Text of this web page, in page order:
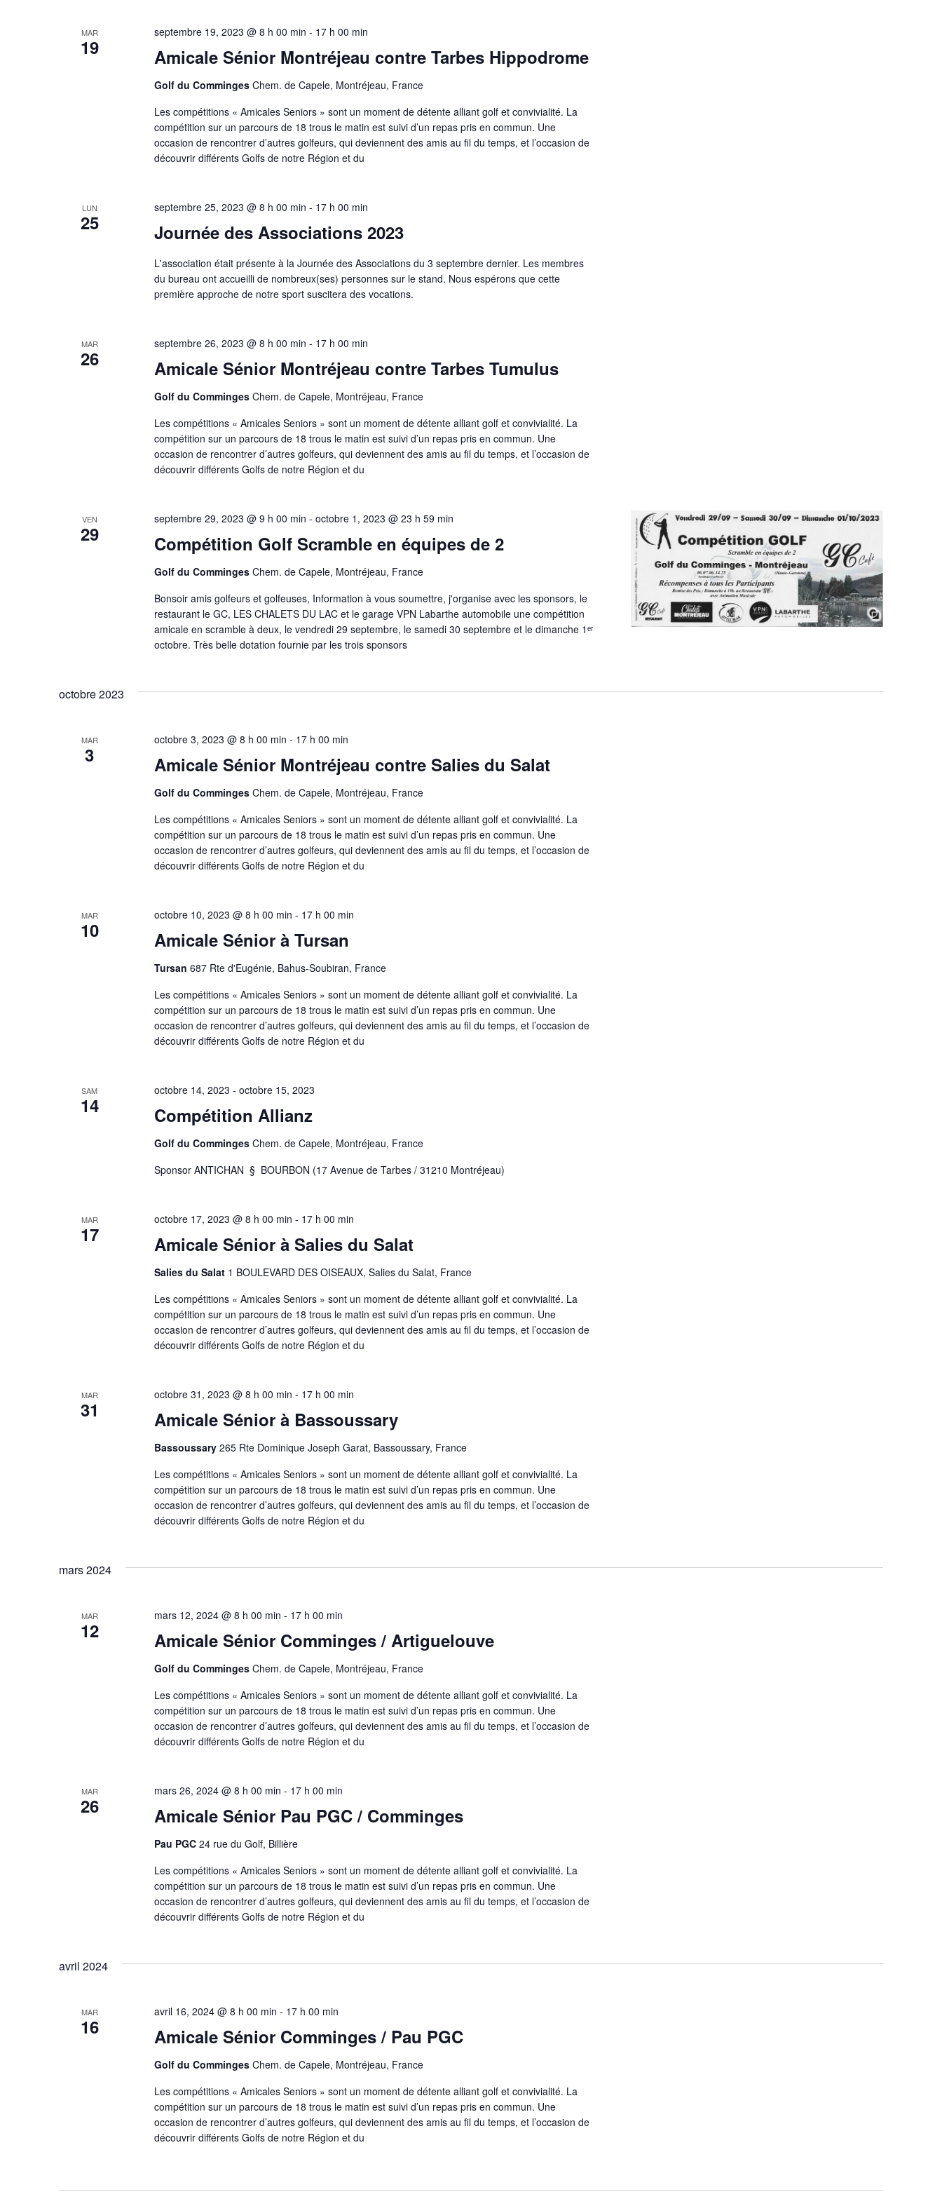
MAR
19 Amicale Sénior Montréjeau contre Tarbes Hippodrome
septembre 19, 2023 @ 8 h 00 min - 17 h 00 min
Golf du Comminges Chem. de Capele, Montréjeau, France
Les compétitions « Amicales Seniors » sont un moment de détente alliant golf et convivialité. La
compétition sur un parcours de 18 trous le matin est suivi d’un repas pris en commun. Une
occasion de rencontrer d’autres golfeurs, qui deviennent des amis au fil du temps, et l’occasion de
découvrir différents Golfs de notre Région et du
LUN
25 Journée des Associations 2023
septembre 25, 2023 @ 8 h 00 min - 17 h 00 min
L'association était présente à la Journée des Associations du 3 septembre dernier. Les membres
du bureau ont accueilli de nombreux(ses) personnes sur le stand. Nous espérons que cette
première approche de notre sport suscitera des vocations.
MAR
26 Amicale Sénior Montréjeau contre Tarbes Tumulus
septembre 26, 2023 @ 8 h 00 min - 17 h 00 min
Golf du Comminges Chem. de Capele, Montréjeau, France
Les compétitions « Amicales Seniors » sont un moment de détente alliant golf et convivialité. La
compétition sur un parcours de 18 trous le matin est suivi d’un repas pris en commun. Une
occasion de rencontrer d’autres golfeurs, qui deviennent des amis au fil du temps, et l’occasion de
découvrir différents Golfs de notre Région et du
VEN
29 Compétition Golf Scramble en équipes de 2
septembre 29, 2023 @ 9 h 00 min - octobre 1, 2023 @ 23 h 59 min
Golf du Comminges Chem. de Capele, Montréjeau, France
Bonsoir amis golfeurs et golfeuses, Information à vous soumettre, j'organise avec les sponsors, le
restaurant le GC, LES CHALETS DU LAC et le garage VPN Labarthe automobile une compétition
amicale en scramble à deux, le vendredi 29 septembre, le samedi 30 septembre et le dimanche 1ᵉʳ
octobre. Très belle dotation fournie par les trois sponsors
octobre 2023
MAR
3 Amicale Sénior Montréjeau contre Salies du Salat
octobre 3, 2023 @ 8 h 00 min - 17 h 00 min
Golf du Comminges Chem. de Capele, Montréjeau, France
Les compétitions « Amicales Seniors » sont un moment de détente alliant golf et convivialité. La
compétition sur un parcours de 18 trous le matin est suivi d’un repas pris en commun. Une
occasion de rencontrer d’autres golfeurs, qui deviennent des amis au fil du temps, et l’occasion de
découvrir différents Golfs de notre Région et du
MAR
10 Amicale Sénior à Tursan
octobre 10, 2023 @ 8 h 00 min - 17 h 00 min
Tursan 687 Rte d'Eugénie, Bahus-Soubiran, France
Les compétitions « Amicales Seniors » sont un moment de détente alliant golf et convivialité. La
compétition sur un parcours de 18 trous le matin est suivi d’un repas pris en commun. Une
occasion de rencontrer d’autres golfeurs, qui deviennent des amis au fil du temps, et l’occasion de
découvrir différents Golfs de notre Région et du
SAM
14 Compétition Allianz
octobre 14, 2023 - octobre 15, 2023
Golf du Comminges Chem. de Capele, Montréjeau, France
Sponsor ANTICHAN § BOURBON (17 Avenue de Tarbes / 31210 Montréjeau)
MAR
17 Amicale Sénior à Salies du Salat
octobre 17, 2023 @ 8 h 00 min - 17 h 00 min
Salies du Salat 1 BOULEVARD DES OISEAUX, Salies du Salat, France
Les compétitions « Amicales Seniors » sont un moment de détente alliant golf et convivialité. La
compétition sur un parcours de 18 trous le matin est suivi d’un repas pris en commun. Une
occasion de rencontrer d’autres golfeurs, qui deviennent des amis au fil du temps, et l’occasion de
découvrir différents Golfs de notre Région et du
MAR
31 Amicale Sénior à Bassoussary
octobre 31, 2023 @ 8 h 00 min - 17 h 00 min
Bassoussary 265 Rte Dominique Joseph Garat, Bassoussary, France
Les compétitions « Amicales Seniors » sont un moment de détente alliant golf et convivialité. La
compétition sur un parcours de 18 trous le matin est suivi d’un repas pris en commun. Une
occasion de rencontrer d’autres golfeurs, qui deviennent des amis au fil du temps, et l’occasion de
découvrir différents Golfs de notre Région et du
mars 2024
MAR
12 Amicale Sénior Comminges / Artiguelouve
mars 12, 2024 @ 8 h 00 min - 17 h 00 min
Golf du Comminges Chem. de Capele, Montréjeau, France
Les compétitions « Amicales Seniors » sont un moment de détente alliant golf et convivialité. La
compétition sur un parcours de 18 trous le matin est suivi d’un repas pris en commun. Une
occasion de rencontrer d’autres golfeurs, qui deviennent des amis au fil du temps, et l’occasion de
découvrir différents Golfs de notre Région et du
MAR
26 Amicale Sénior Pau PGC / Comminges
mars 26, 2024 @ 8 h 00 min - 17 h 00 min
Pau PGC 24 rue du Golf, Billière
Les compétitions « Amicales Seniors » sont un moment de détente alliant golf et convivialité. La
compétition sur un parcours de 18 trous le matin est suivi d’un repas pris en commun. Une
occasion de rencontrer d’autres golfeurs, qui deviennent des amis au fil du temps, et l’occasion de
découvrir différents Golfs de notre Région et du
avril 2024
MAR
16 Amicale Sénior Comminges / Pau PGC
avril 16, 2024 @ 8 h 00 min - 17 h 00 min
Golf du Comminges Chem. de Capele, Montréjeau, France
Les compétitions « Amicales Seniors » sont un moment de détente alliant golf et convivialité. La
compétition sur un parcours de 18 trous le matin est suivi d’un repas pris en commun. Une
occasion de rencontrer d’autres golfeurs, qui deviennent des amis au fil du temps, et l’occasion de
découvrir différents Golfs de notre Région et du